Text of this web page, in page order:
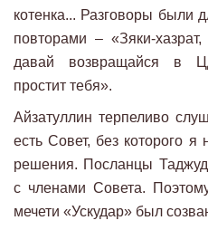
котенка... Разговоры были
повторами – «Зяки-
давай возвращайся в
простит тебя».
Айзатуллин терпеливо
есть Совет, без которого
решения. Посланцы
с членами Совета.
мечети «Ускудар» был